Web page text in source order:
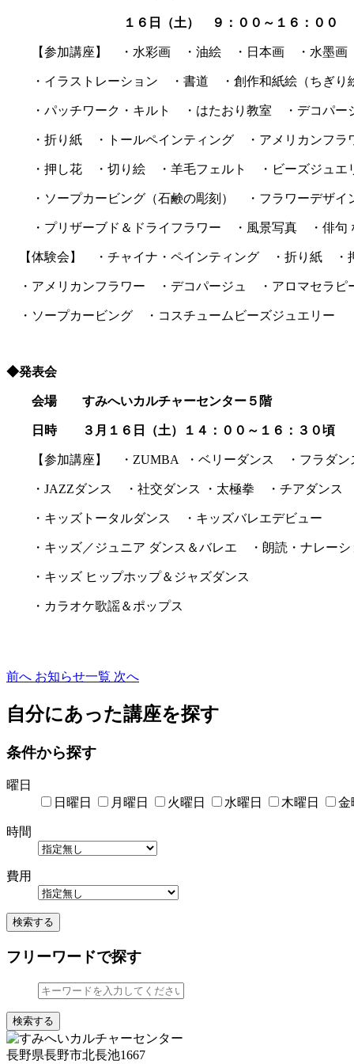
１６日（土） ９：００～１６：００
【参加講座】 ・水彩画 ・油絵 ・日本画 ・水墨画
・イラストレーション ・書道 ・創作和紙絵（ちぎり
・パッチワーク・キルト ・はたおり教室 ・デコパー
・折り紙 ・トールペインティング ・アメリカンフラ
・押し花 ・切り絵 ・羊毛フェルト ・ビーズジュエ
・ソープカービング（石鹸の彫刻） ・フラワーデザ
・プリザーブド＆ドライフラワー ・風景写真 ・俳句
【体験会】 ・チャイナ・ペインティング ・折り紙 ・
・アメリカンフラワー ・デコパージュ ・アロマセラピ
・ソープカービング ・コスチュームビーズジュエリー
◆発表会
会場 すみへいカルチャーセンター５階
日時 ３月１６日（土）１４：００～１６：３０頃
【参加講座】 ・ZUMBA ・ベリーダンス ・フラダン
・JAZZダンス ・社交ダンス ・太極拳 ・チアダンス
・キッズトータルダンス ・キッズバレエデビュー
・キッズ／ジュニア ダンス＆バレエ ・朗読・ナレー
・キッズ ヒップホップ＆ジャズダンス
・カラオケ歌謡＆ポップス
前へ お知らせ一覧 次へ
自分にあった講座を探す
条件から探す
曜日
日曜日
月曜日 火曜日 水曜日 木曜日 金
時間
費用
検索する
フリーワードで探す
検索する
長野県長野市北長池1667